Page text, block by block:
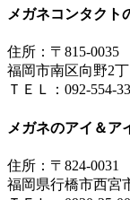
メガネコンタク
住所：〒815-0035
福岡市南区向野2
ＴＥＬ：092-554-
メガネのアイ＆
住所：〒824-0031
福岡県行橋市西宮